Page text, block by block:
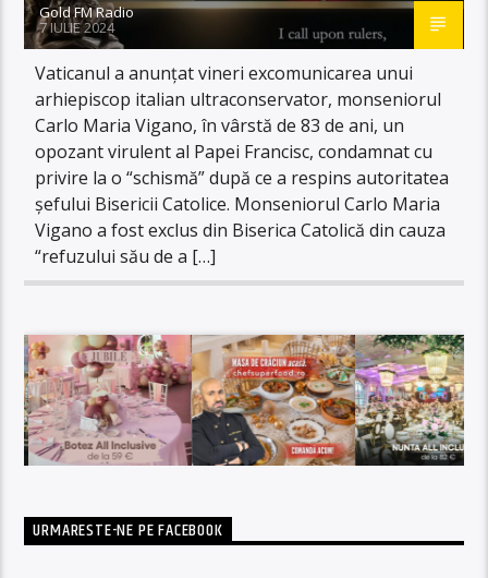
Gold FM Radio
7 IULIE 2024
Vaticanul a anunţat vineri excomunicarea unui
arhiepiscop italian ultraconservator, monseniorul
Carlo Maria Vigano, în vârstă de 83 de ani, un
opozant virulent al Papei Francisc, condamnat cu
privire la o “schismă” după ce a respins autoritatea
şefului Bisericii Catolice. Monseniorul Carlo Maria
Vigano a fost exclus din Biserica Catolică din cauza
“refuzului său de a […]
URMARESTE-NE PE FACEBOOK